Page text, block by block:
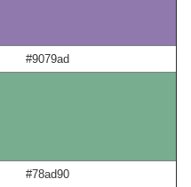
#9079ad
#78ad90